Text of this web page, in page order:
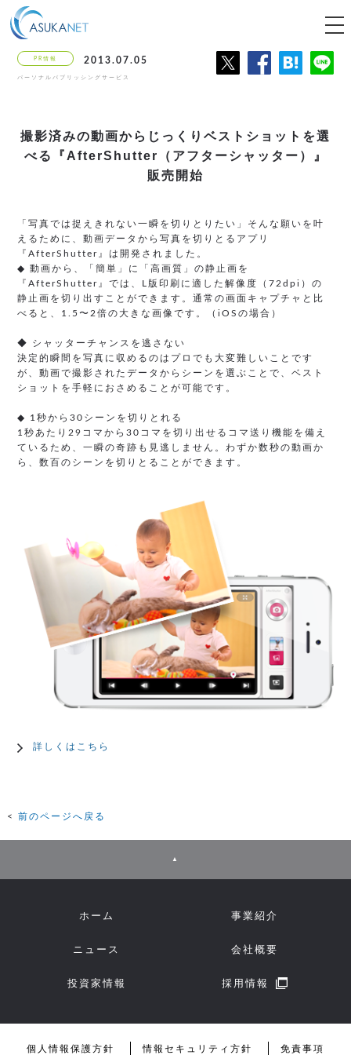
PR情報 2013.07.05
パーソナルパブリッシングサービス
撮影済みの動画から じっくりベストショットを選
べる
『AfterShutter（アフターシャッター）』
販売開始
「写真では捉えきれない一瞬を切りとりたい」そんな願いを叶
えるために、動画データから写真を切りとるアプリ
『AfterShutter』は開発されました。
◆ 動画から、「簡単」に「高画質」の静止画を
『AfterShutter』では、L版印刷に適した解像度（72dpi）の
静止画を切り出すことができます。通常の画面キャプチャと比
べると、1.5〜2倍の大きな画像です。（iOSの場合）
◆ シャッターチャンスを逃さない
決定的瞬間を写真に収めるのはプロでも大変難しいことです
が、動画で撮影されたデータからシーンを選ぶことで、ベスト
ショットを手軽におさめることが可能です。
◆ 1秒から30シーンを切りとれる
1秒あたり29コマから30コマを切り出せるコマ送り機能を備え
ているため、一瞬の奇跡も見逃しません。わずか数秒の動画か
ら、数百のシーンを切りとることができます。
詳しくはこちら
前のページへ戻る
▲
ホーム 事業紹介
ニュース 会社概要
投資家情報 採用情報
個人情報保護方針 情報セキュリティ方針 免責事項